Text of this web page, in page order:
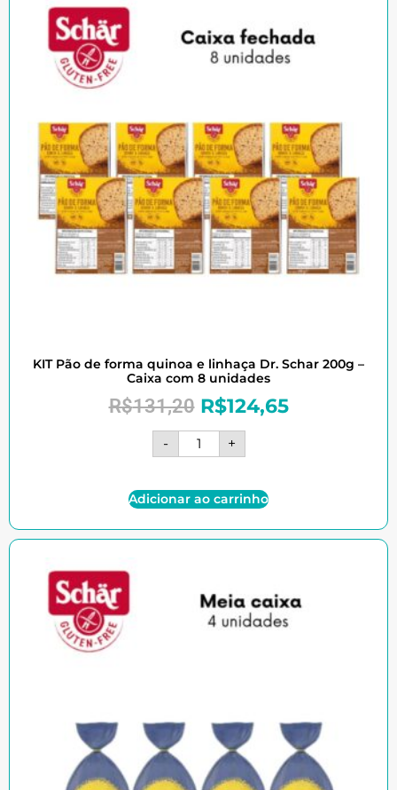
KIT Pão de forma quinoa e linhaça Dr. Schar 200g –
Caixa com 8 unidades
R$131,20 R$124,65
- +
Adicionar ao carrinho